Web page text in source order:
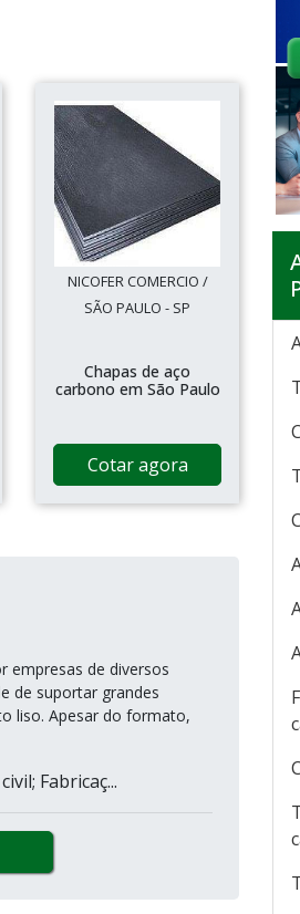
NICOFER COMERCIO /
SÃO PAULO - SP
Chapas de aço
carbono em São Paulo
Cotar agora
empresas de diversos
de suportar grandes
liso. Apesar do formato,
Fabricaç...